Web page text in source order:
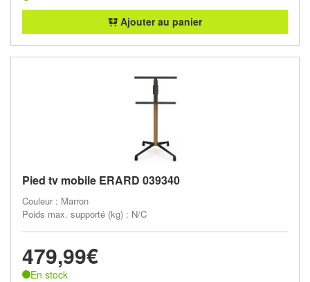
Ajouter au panier
Pied tv mobile ERARD 039340
Couleur : Marron
Poids max. supporté (kg) : N/C
479,99€
En stock